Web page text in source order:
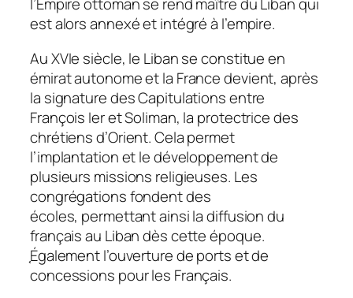
est alors annexé et intégré à l’empire.
Au XVIe siècle, le Liban se constitue en
émirat autonome et la France devient, après
la signature des Capitulations entre
François Ier et Soliman, la protectrice des
chrétiens d’Orient. Cela permet
l’implantation et le développement de
plusieurs missions religieuses. Les
congrégations fondent des
écoles, permettant ainsi la diffusion du
français au Liban dès cette époque.
֤Également l’ouverture de ports et de
concessions pour les Français.